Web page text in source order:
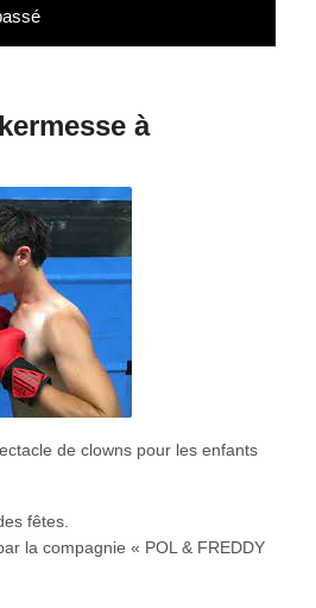
à
de clowns pour les enfants
fêtes.
la compagnie « POL & FREDDY